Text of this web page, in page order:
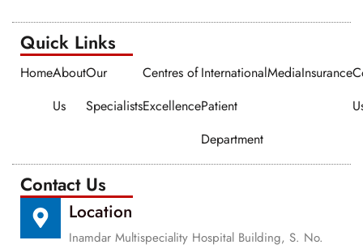
Quick Links​​
HomeAbout
Us
Our
Specialists
Centres of
Excellence
International
Patient
Department
MediaInsurance
Contact Us
Location
Inamdar Multispeciality Hospital Building, S. No.